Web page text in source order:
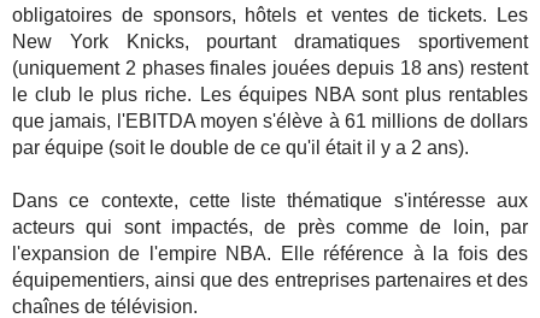
obligatoires de sponsors, hôtels et ventes de tickets. Les
New York Knicks, pourtant dramatiques sportivement
(uniquement 2 phases finales jouées depuis 18 ans) restent
le club le plus riche. Les équipes NBA sont plus rentables
que jamais, l'EBITDA moyen s'élève à 61 millions de dollars
par équipe (soit le double de ce qu'il était il y a 2 ans).
Dans ce contexte, cette liste thématique s'intéresse aux
acteurs qui sont impactés, de près comme de loin, par
l'expansion de l'empire NBA. Elle référence à la fois des
équipementiers, ainsi que des entreprises partenaires et des
chaînes de télévision.